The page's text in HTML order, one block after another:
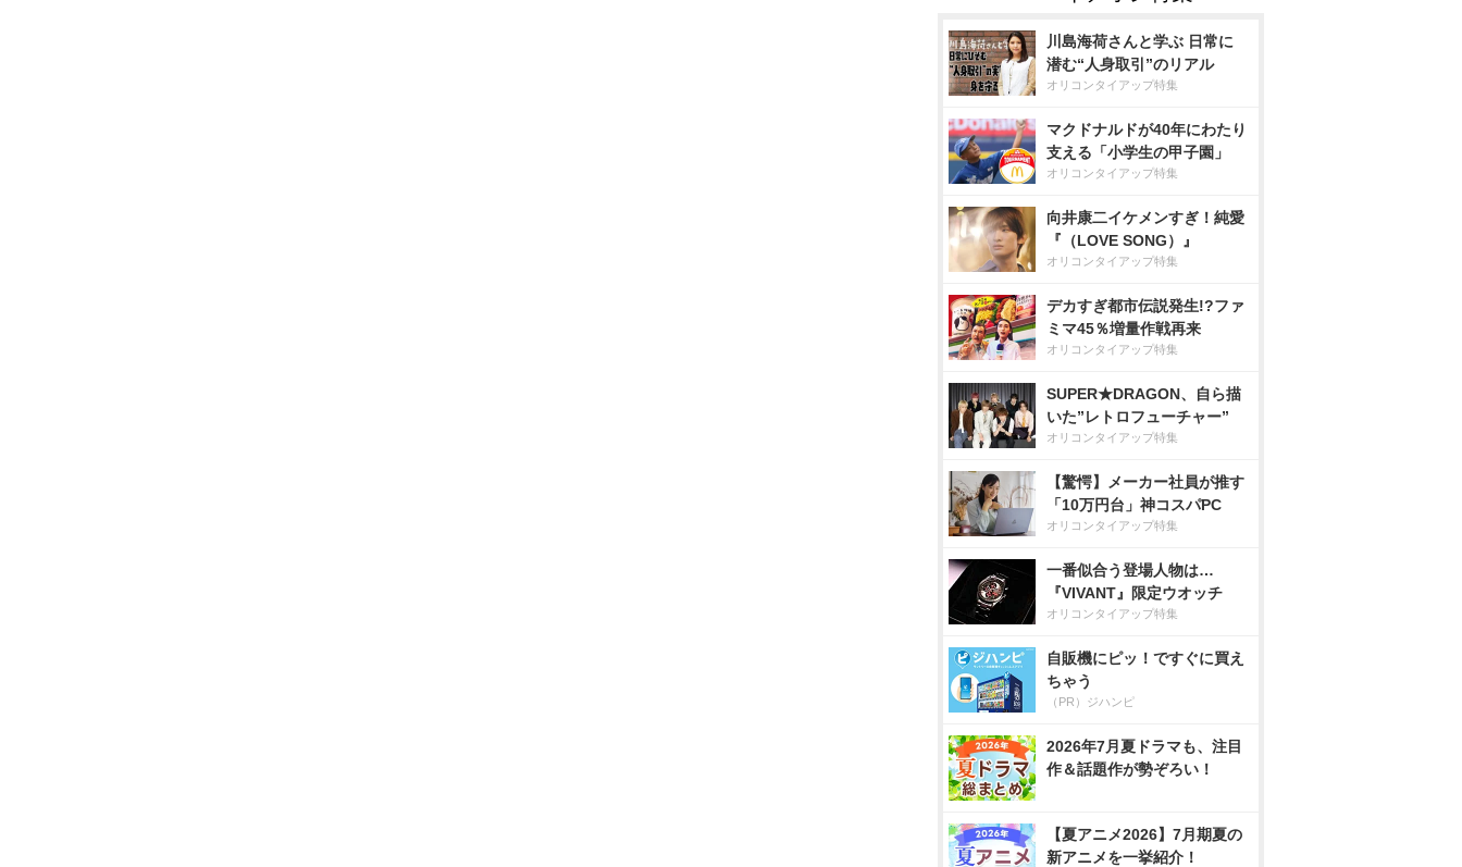
川島海荷さんと学ぶ 日常に
潜む“人身取引”のリアル
オリコンタイアップ特集
マクドナルドが40年にわたり
支える「小学生の甲子園」
オリコンタイアップ特集
向井康二イケメンすぎ！純愛
『（LOVE SONG）』
オリコンタイアップ特集
デカすぎ都市伝説発生!?ファ
ミマ45％増量作戦再来
オリコンタイアップ特集
SUPER★DRAGON、自ら描
いた”レトロフューチャー”
オリコンタイアップ特集
【驚愕】メーカー社員が推す
「10万円台」神コスパPC
オリコンタイアップ特集
一番似合う登場人物は…
『VIVANT』限定ウオッチ
オリコンタイアップ特集
自販機にピッ！ですぐに買え
ちゃう
（PR）ジハンピ
2026年7月夏ドラマも、注目
作＆話題作が勢ぞろい！
【夏アニメ2026】7月期夏の
新アニメを一挙紹介！